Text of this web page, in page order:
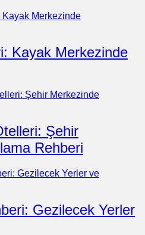
Kayak Merkezinde
Şehir
Rehberi
Gezilecek Yerler